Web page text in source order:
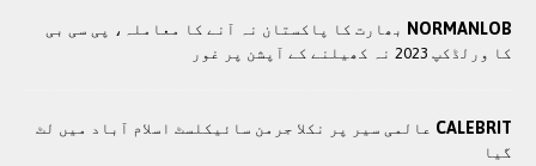
NORMANLOB بھارت کا پاکستان نہ آنے کا معاملہ، پی سی بی
کا ورلڈکپ 2023 نہ کھیلنے کے آپشن پر غور
CALEBRIT عالمی سیر پر نکلا جرمن سائیکلسٹ اسلام آباد میں لٹ
گیا